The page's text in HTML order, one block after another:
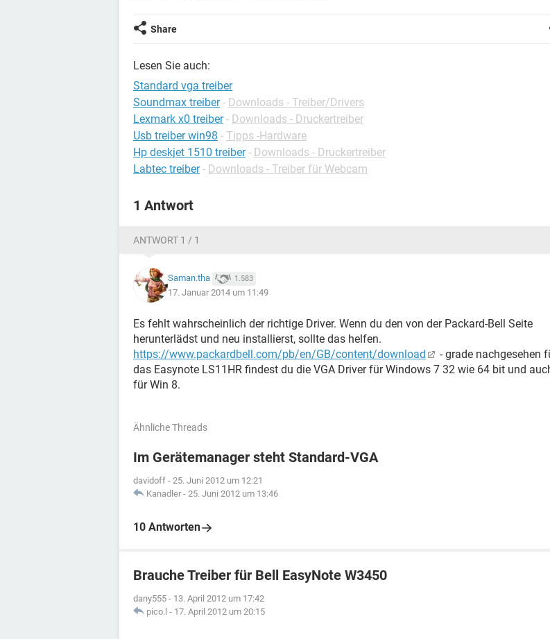
Share
Lesen Sie auch:
Standard vga treiber
Soundmax treiber - Downloads - Treiber/Drivers
Lexmark x0 treiber - Downloads - Druckertreiber
Usb treiber win98 - Tipps -Hardware
Hp deskjet 1510 treiber - Downloads - Druckertreiber
Labtec treiber - Downloads - Treiber für Webcam
1 Antwort
ANTWORT 1 / 1
Saman.tha 1.583
17. Januar 2014 um 11:49
Es fehlt wahrscheinlich der richtige Driver. Wenn du den von der Packard-Bell Seite
herunterlädst und neu installierst, sollte das helfen.
https://www.packardbell.com/pb/en/GB/content/download
- grade nachgesehen
das Easynote LS11HR findest du die VGA Driver für Windows 7 32 wie 64 bit und
für Win 8.
Ähnliche Threads
Im Gerätemanager steht Standard-VGA
davidoff - 25. Juni 2012 um 12:21
Kanadler - 25. Juni 2012 um 13:46
10 Antworten
Brauche Treiber für Bell EasyNote W3450
dany555 - 13. April 2012 um 17:42
pico.l - 17. April 2012 um 20:15